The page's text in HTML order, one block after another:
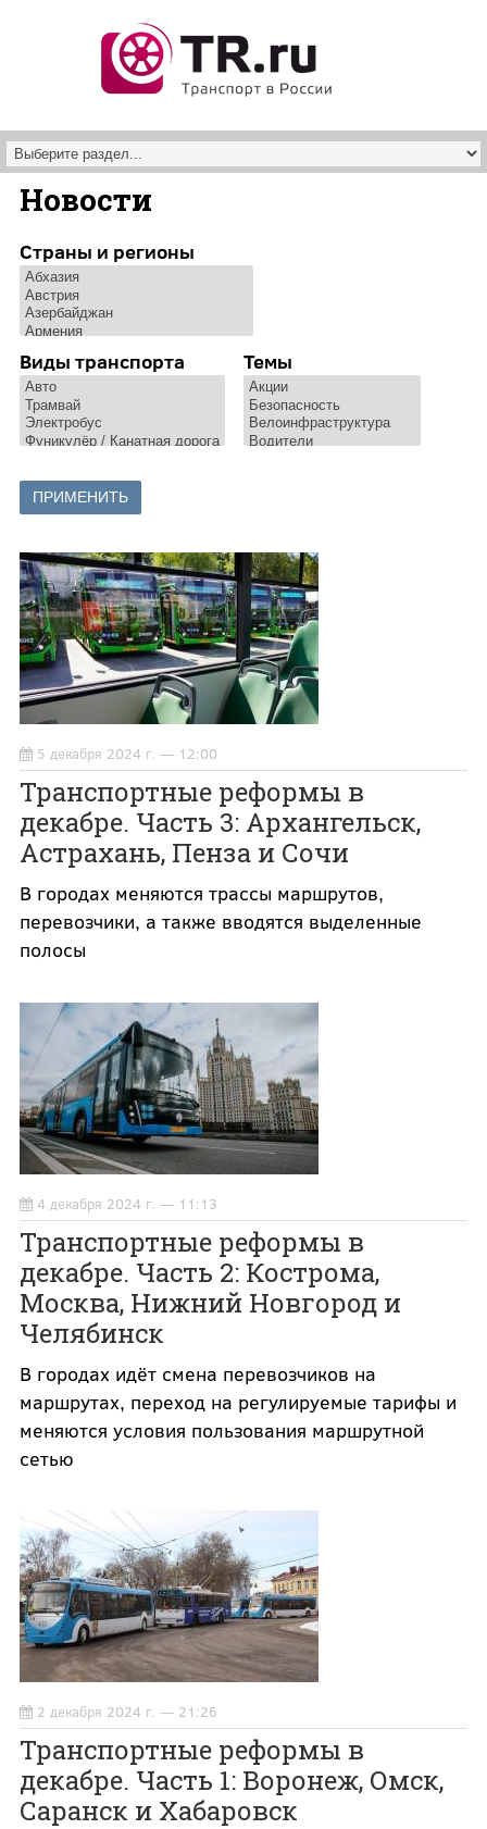
Новости
Страны и регионы
Виды транспорта Темы
5 декабря 2024 г. — 12:00
Транспортные реформы в
декабре. Часть 3: Архангельск,
Астрахань, Пенза и Сочи
В городах меняются трассы маршрутов,
перевозчики, а также вводятся выделенные
полосы
4 декабря 2024 г. — 11:13
Транспортные реформы в
декабре. Часть 2: Кострома,
Москва, Нижний Новгород и
Челябинск
В городах идёт смена перевозчиков на
маршрутах, переход на регулируемые тарифы и
меняются условия пользования маршрутной
сетью
2 декабря 2024 г. — 21:26
Транспортные реформы в
декабре. Часть 1: Воронеж, Омск,
Саранск и Хабаровск